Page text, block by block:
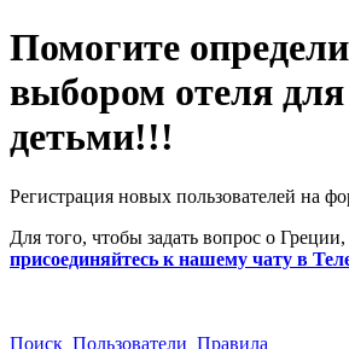
Помогите
выбором отеля
детьми!!!
Регистрация новых пользователей на
Для того, чтобы задать вопрос о
присоединяйтесь к нашему чату в
Поиск Пользователи Правила